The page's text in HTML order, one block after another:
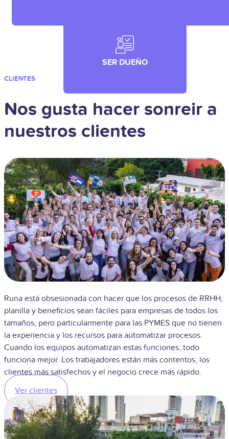
SER DUEÑO
Controla tu destino. Asume
la responsabilidad de lo que
CLIENTES
Nos gusta hacer sonreir a
nuestros clientes
Runa está obsesionada con hacer que los procesos de RRHH,
planilla y beneficios sean fáciles para empresas de todos los
tamaños, pero particularmente para las PYMES que no tienen
la experiencia y los recursos para automatizar procesos.
Cuando los equipos automatizan estas funciones, todo
funciona mejor. Los trabajadores están más contentos, los
clientes más satisfechos y el negocio crece más rápido.
Ver clientes